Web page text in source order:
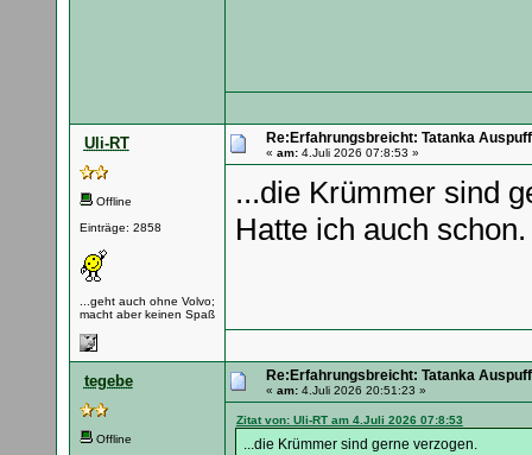
Uli-RT
Offline
Einträge: 2858
...geht auch ohne Volvo;
macht aber keinen Spaß
Re:Erfahrungsbreicht: Tatanka Auspuff
« am:4.Juli 2026 07:8:53 »
...die Krümmer sind
Hatte ich auch schon.
tegebe
Offline
Re:Erfahrungsbreicht: Tatanka Auspuff
« am:4.Juli 2026 20:51:23 »
Zitat von: Uli-RT am 4.Juli 2026 07:8:53
...die Krümmer sind gerne verzogen.